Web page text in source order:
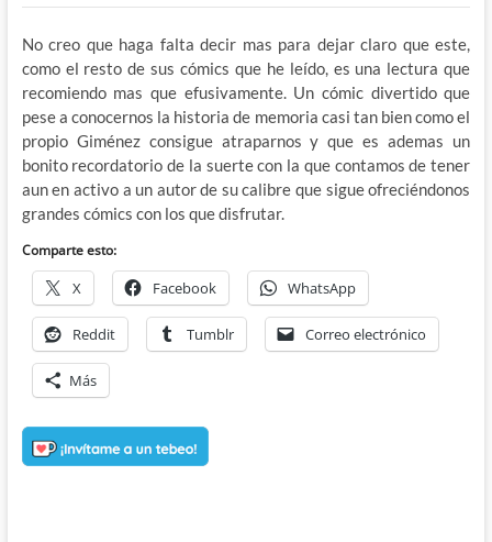
No creo que haga falta decir mas para dejar claro que este,
como el resto de sus cómics que he leído, es una lectura que
recomiendo mas que efusivamente. Un cómic divertido que
pese a conocernos la historia de memoria casi tan bien como el
propio Giménez consigue atraparnos y que es ademas un
bonito recordatorio de la suerte con la que contamos de tener
aun en activo a un autor de su calibre que sigue ofreciéndonos
grandes cómics con los que disfrutar.
Comparte esto:
X Facebook WhatsApp
Reddit Tumblr Correo electrónico
Más